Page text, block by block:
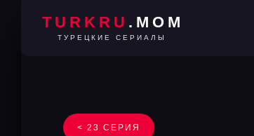
TURKRU .MOM
ТУРЕЦКИЕ СЕРИАЛЫ
< 23 СЕРИЯ